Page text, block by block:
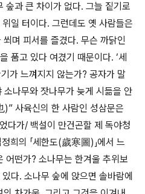
숲과 큰 차이가 없다. 그늘 짙기로
일 터이다. 그런데도 옛 사람들은
며 피서를 즐겼다. 무슨 까닭인
품고 있다 여겼기 때문이다. ‘세
가 느껴지지 않는가? 공자가 말
나무와 잣나무가 늦게 시듦을 안
사육신의 한 사람인 성삼문은
다가/ 백설이 만건곤할 제 독야청
희의 「세한도(歲寒圖)」에서 느
어떤가? 소나무는 한겨울 추위보
다. 소나무 숲에 앉으면 솔바람에